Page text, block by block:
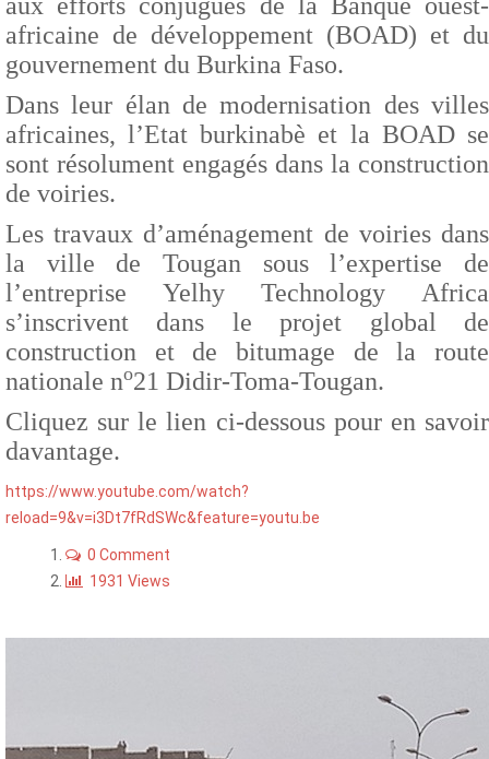
aux efforts conjugués de la Banque ouest-
africaine de développement (BOAD) et du
gouvernement du Burkina Faso.
Dans leur élan de modernisation des villes
africaines, l’Etat burkinabè et la BOAD se
sont résolument engagés dans la construction
de voiries.
Les travaux d’aménagement de voiries dans
la ville de Tougan sous l’expertise de
l’entreprise Yelhy Technology Africa
s’inscrivent dans le projet global de
construction et de bitumage de la route
nationale no21 Didir-Toma-Tougan.
Cliquez sur le lien ci-dessous pour en savoir
davantage.
https://www.youtube.com/watch?
reload=9&v=i3Dt7fRdSWc&feature=youtu.be
0 Comment
1931 Views